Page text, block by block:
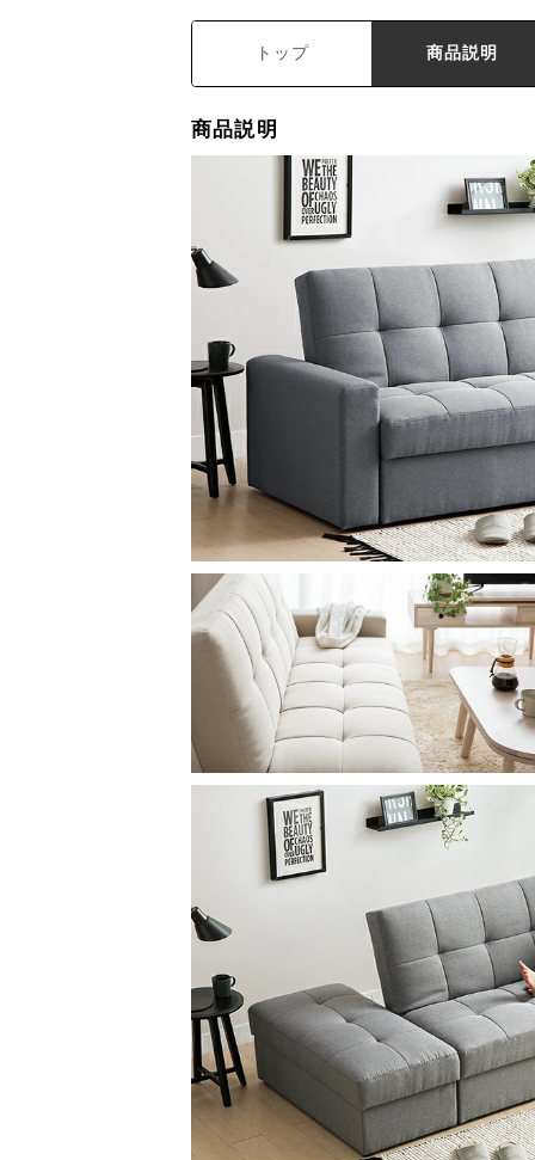
トップ 商品説明
商品説明